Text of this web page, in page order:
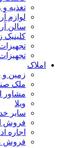
تغذیه و
لوازم
سالن
کلینیک
املاک
زمین و
ملک
مشاور
ویلا
سایر
فروش
اجاره
فروش